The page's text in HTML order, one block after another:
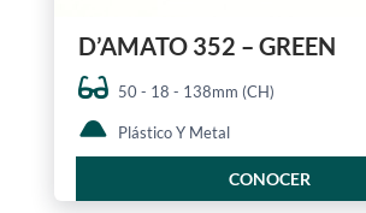
D’AMATO 352 – GREEN
50 - 18 - 138mm (CH)
Plástico Y Metal
CONOCER